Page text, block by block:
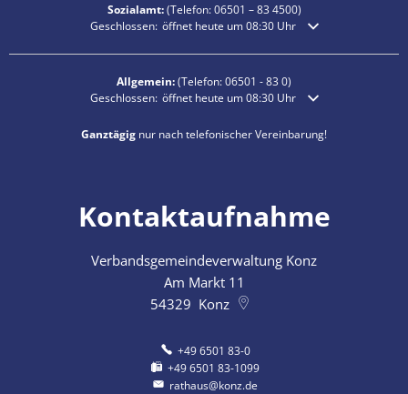
Sozialamt:(Telefon:06501 – 834500)
Klicken, um weitere Öffnungs- oder Schließzeiten
Geschlossen: öffnet heute um 08:30 Uhr
Allgemein:(Telefon:06501 - 83 0)
Klicken, um weitere Öffnungs- oder Schließzeiten
Geschlossen: öffnet heute um 08:30 Uhr
Ganztägig nur nach telefonischer Vereinbarung!
Kontaktaufnahme
Verbandsgemeindeverwaltung Konz
Am Markt 11
54329 Konz
+49 6501 83-0
+49 6501 83-1099
rathaus@konz.de